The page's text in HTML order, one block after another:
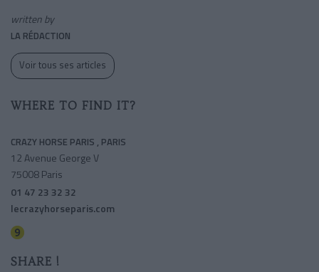
written by
LA RÉDACTION
Voir tous ses articles
WHERE TO FIND IT?
CRAZY HORSE PARIS , PARIS
12 Avenue George V
75008 Paris
01 47 23 32 32
lecrazyhorseparis.com
SHARE !